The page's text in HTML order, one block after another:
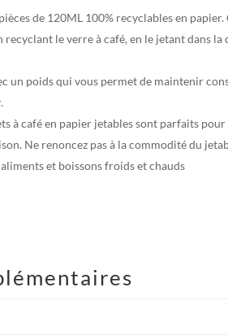
de 120ML 100% recyclables en
le verre à café, en le jetant dans
un poids qui vous permet de maintenir
à café en papier jetables sont parfaits
Ne renoncez pas à la commodité du
et boissons froids et chauds